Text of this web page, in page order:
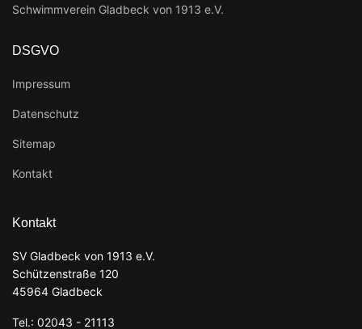
Schwimmverein Gladbeck von 1913 e.V.
DSGVO
Impressum
Datenschutz
Sitemap
Kontakt
Kontakt
SV Gladbeck von 1913 e.V.
Schützenstraße 120
45964 Gladbeck
Tel.: 02043 - 21113